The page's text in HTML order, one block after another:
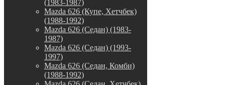
(1983-1987)
Mazda 626 (Купе, Хетчбек)
(1988-1992)
Mazda 626 (Седан) (1983-
1987)
Mazda 626 (Седан) (1993-
1997)
Mazda 626 (Седан, Комби)
(1988-1992)